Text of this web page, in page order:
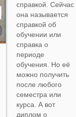
справкой. Сейчас
она называется
справкой об
обучении или
справка о
периоде
обучения. Но её
можно получить
после любого
семестра или
курса. А вот
диплом о